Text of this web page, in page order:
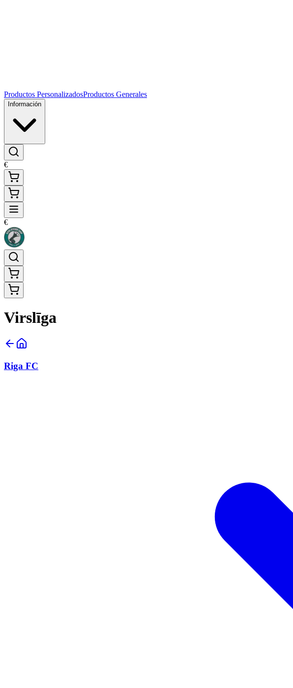
Productos PersonalizadosProductos Generales
Información
€
€
Virslīga
Riga FC